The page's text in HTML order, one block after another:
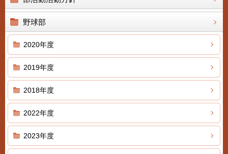
野球部
2020年度
2019年度
2018年度
2022年度
2023年度